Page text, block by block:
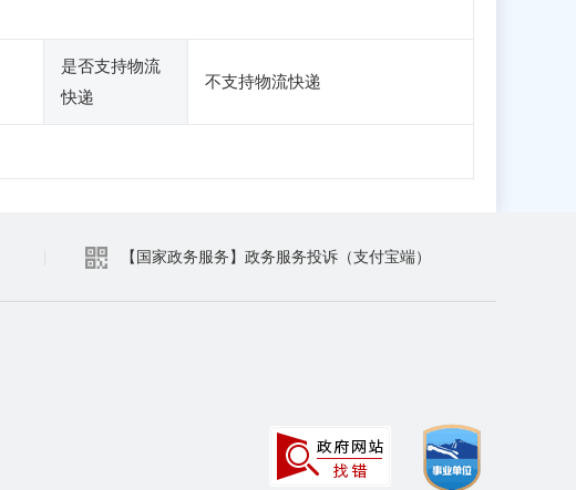
是否支持物流
快递
不支持物流快递
【国家政务服务】政务服务投诉（支付宝端）